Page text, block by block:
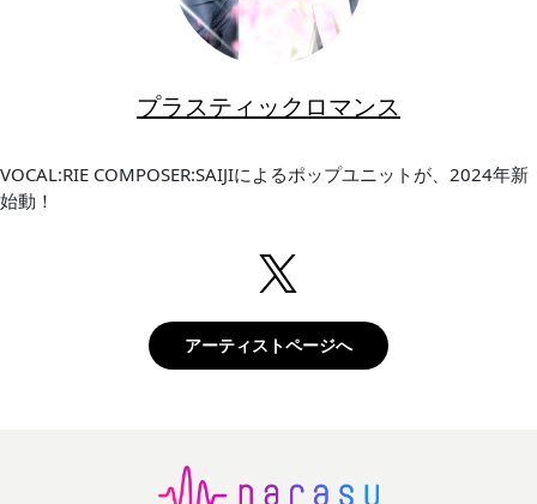
プラスティックロマンス
VOCAL:RIE COMPOSER:SAIJIによるポップユニットが、2024年新
始動！
アーティストページへ